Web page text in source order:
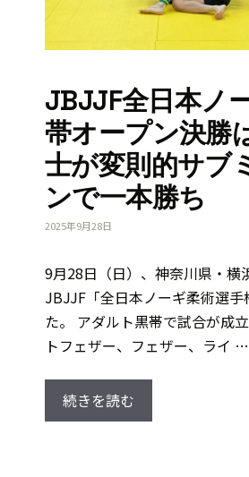
JBJJF全日本ノ
帯オープン決勝
士が変則的サブ
ンで一本勝ち
2025年9月28日
9月28日（日）、神奈川県・横
JBJJF「全日本ノーギ柔術選
た。 アダルト黒帯で試合が成
トフェザー、フェザー、ライ …
続きを読む